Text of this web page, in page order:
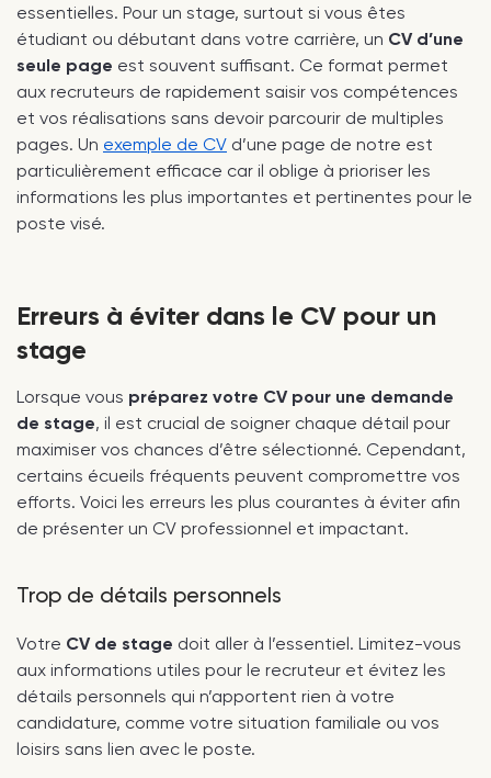
essentielles. Pour un stage, surtout si vous êtes
étudiant ou débutant dans votre carrière, un CV d’une
seule page est souvent suffisant. Ce format permet
aux recruteurs de rapidement saisir vos compétences
et vos réalisations sans devoir parcourir de multiples
pages. Un exemple de CV d’une page de notre est
particulièrement efficace car il oblige à prioriser les
informations les plus importantes et pertinentes pour le
poste visé.
Erreurs à éviter dans le CV pour un
stage
Lorsque vous préparez votre CV pour une demande
de stage, il est crucial de soigner chaque détail pour
maximiser vos chances d’être sélectionné. Cependant,
certains écueils fréquents peuvent compromettre vos
efforts. Voici les erreurs les plus courantes à éviter afin
de présenter un CV professionnel et impactant.
Trop de détails personnels
Votre CV de stage doit aller à l’essentiel. Limitez-vous
aux informations utiles pour le recruteur et évitez les
détails personnels qui n’apportent rien à votre
candidature, comme votre situation familiale ou vos
loisirs sans lien avec le poste.